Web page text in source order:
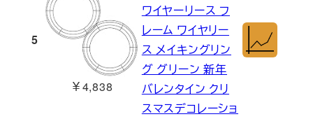
5
￥4,838
ワイヤーリース フ
レーム ワイヤリー
ス メイキングリン
グ グリーン 新年
バレンタイン クリ
スマスデコレーショ